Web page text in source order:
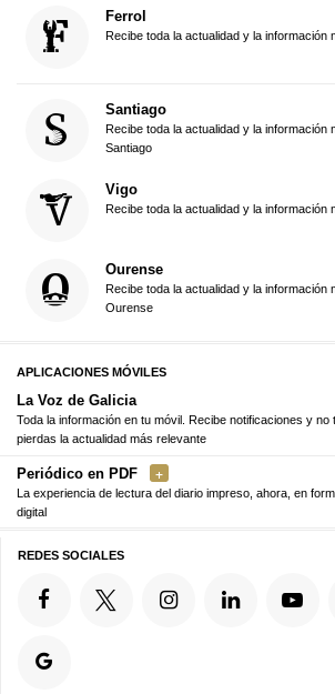
Ferrol
Recibe toda la actualidad y la información
Santiago
Recibe toda la actualidad y la información
Santiago
Vigo
Recibe toda la actualidad y la información
Ourense
Recibe toda la actualidad y la información
Ourense
APLICACIONES MÓVILES
La Voz de Galicia
Toda la información en tu móvil. Recibe notificaciones y no
pierdas la actualidad más relevante
Periódico en PDF
La experiencia de lectura del diario impreso, ahora, en
digital
REDES SOCIALES